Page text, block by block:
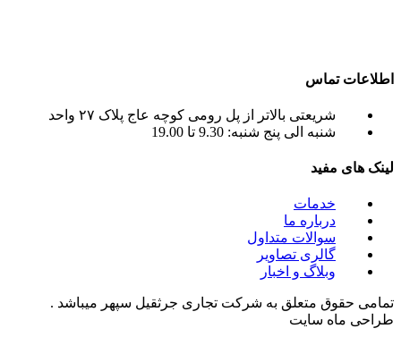
اطلاعات تماس
شریعتی بالاتر از پل رومی کوچه عاج پلاک ۲۷ واحد
شنبه الی پنج شنبه: 9.30 تا 19.00
لینک های مفید
خدمات
درباره ما
سوالات متداول
گالری تصاویر
وبلاگ و اخبار
تمامی حقوق متعلق به شرکت تجاری جرثقیل سپهر میباشد .
طراحی ماه سایت